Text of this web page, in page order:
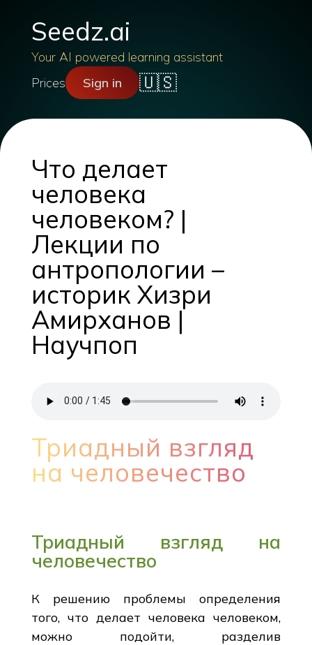
Seedz.ai
Your AI powered learning assistant
Prices
Sign in 🇺🇸
Что делает
человека
человеком? |
Лекции по
антропологии –
историк Хизри
Амирханов |
Научпоп
Триадный взгляд
на человечество
Триадный взгляд на
человечество
К решению проблемы определения
того, что делает человека человеком,
можно подойти, разделив